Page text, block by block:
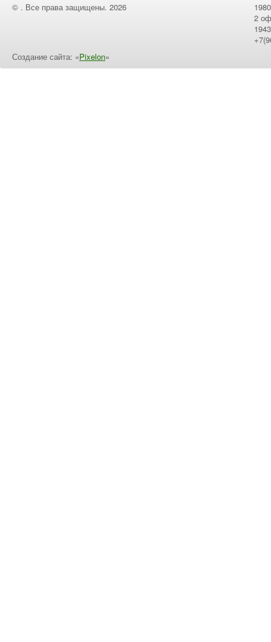
© . Все права защищены. 2026
2
Создание сайта: «Pixelon»